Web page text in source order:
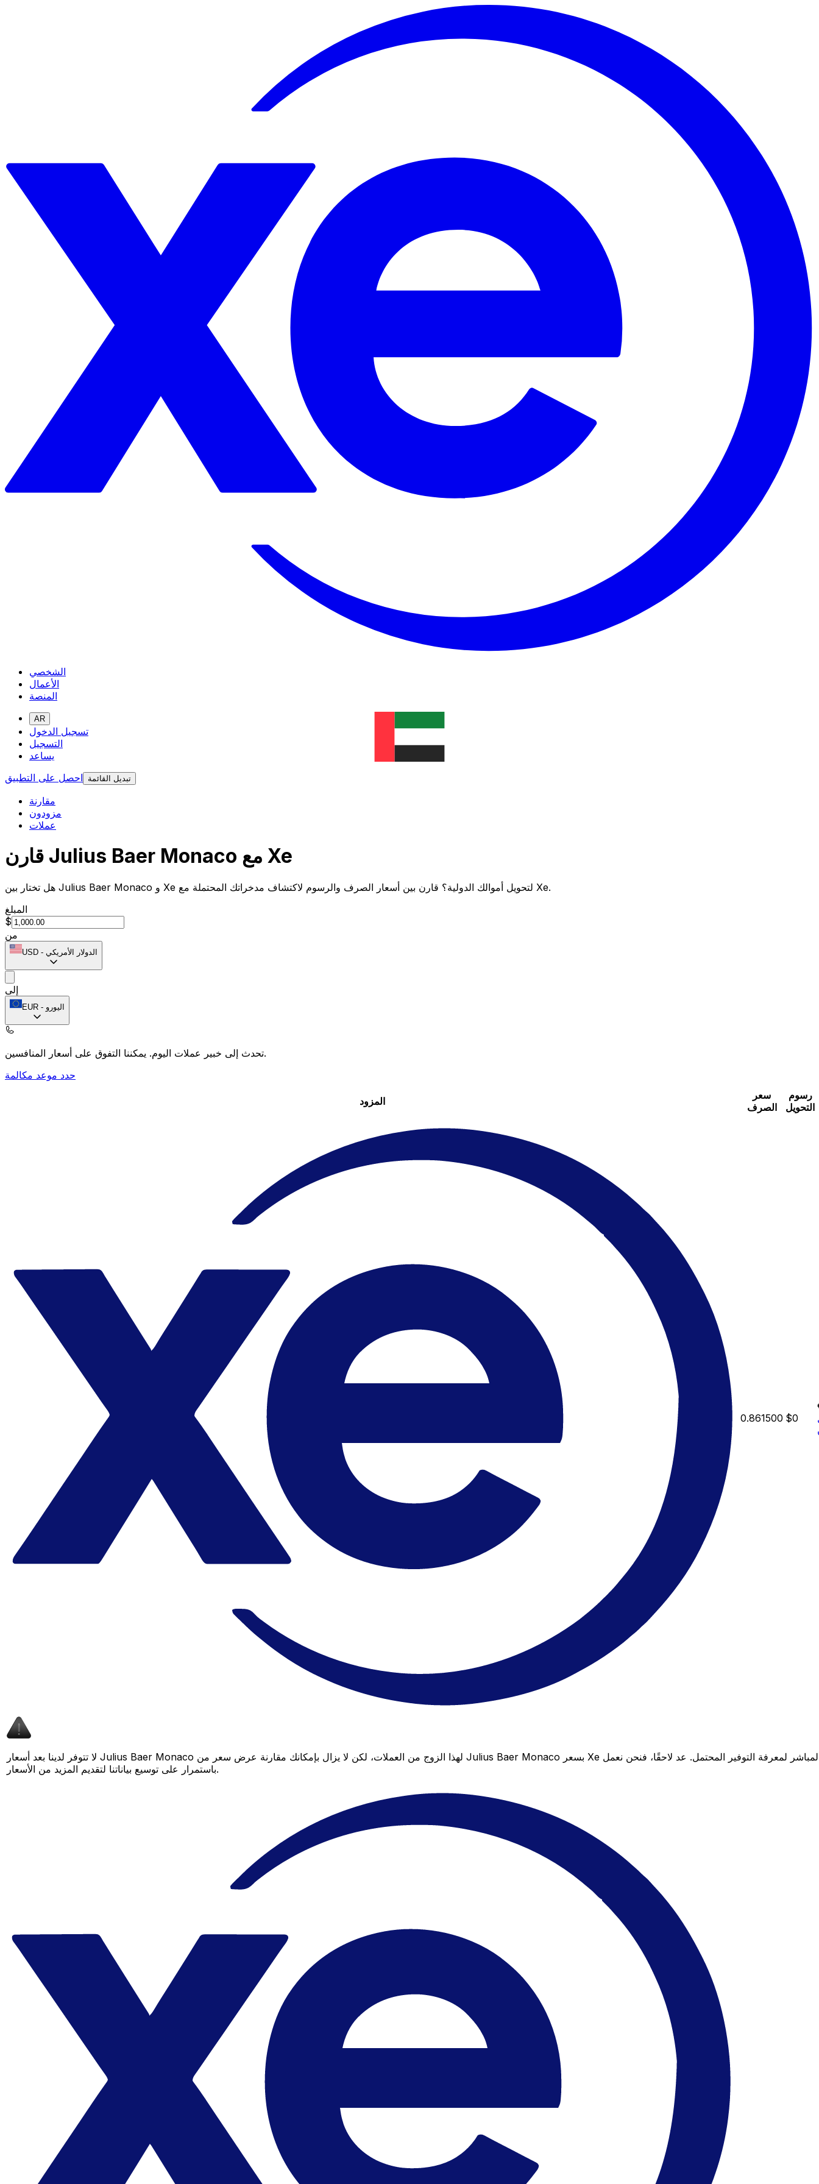
الشخصي
الأعمال
المنصة
AR
تسجيل الدخول
التسجيل
يساعد
احصل على التطبيق
تبديل القائمة
مقارنة
مزودون
عملات
قارن Julius Baer Monaco مع Xe
هل تختار بين Julius Baer Monaco و Xe لتحويل أموالك الدولية؟ قارن بين أسعار الصرف والرسوم لاكتشاف مدخراتك المحتملة مع Xe.
المبلغ
$
من
USD - الدولار الأمريكي
إلى
EUR - اليورو
تحدث إلى خبير عملات اليوم.يمكننا التفوق على أسعار المنافسين.
حدد موعد مكالمة
المزود
سعر
الصرف
رسوم
التحويل
0.861500 $0
لا تتوفر لدينا بعد أسعار Julius Baer Monaco لهذا الزوج من العملات، لكن لا يزال بإمكانك مقارنة عرض سعر من Julius Baer Monaco بسعر Xe المباشر لمعرفة التوفير المحتمل. عد لاحقًا، فنحن نعمل
باستمرار على توسيع بياناتنا لتقديم المزيد من الأسعار.